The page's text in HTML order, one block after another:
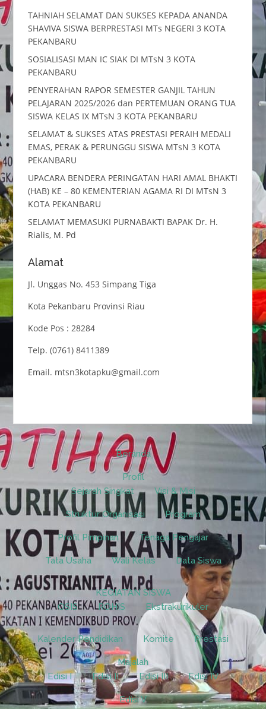
TAHNIAH SELAMAT DAN SUKSES KEPADA ANANDA
SHAVIVA SISWA BERPRESTASI MTs NEGERI 3 KOTA
PEKANBARU
SOSIALISASI MAN IC SIAK DI MTsN 3 KOTA
PEKANBARU
PENYERAHAN RAPOR SEMESTER GANJIL TAHUN
PELAJARAN 2025/2026 dan PERTEMUAN ORANG TUA
SISWA KELAS IX MTsN 3 KOTA PEKANBARU
SELAMAT & SUKSES ATAS PRESTASI PERAIH MEDALI
EMAS, PERAK & PERUNGGU SISWA MTsN 3 KOTA
PEKANBARU
UPACARA BENDERA PERINGATAN HARI AMAL BHAKTI
(HAB) KE – 80 KEMENTERIAN AGAMA RI DI MTsN 3
KOTA PEKANBARU
SELAMAT MEMASUKI PURNABAKTI BAPAK Dr. H.
Rialis, M. Pd
Alamat
Jl. Unggas No. 453 Simpang Tiga
Kota Pekanbaru Provinsi Riau
Kode Pos : 28284
Telp. (0761) 8411389
Email. mtsn3kotapku@gmail.com
Beranda
Profil
Sejarah Singkat
Visi & Misi
Struktur Organisasi Program
Profil Pimpinan Tenaga Pengajar
Tata Usaha Wali Kelas Data Siswa
KEGIATAN SISWA
OSIS
ROHIS Ekstrakurikuler
Kalender Pendidikan Komite Prestasi
Majalah
Edisi I
Edisi II Edisi III Edisi IV
Edisi V